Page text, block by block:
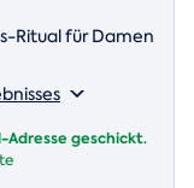
Ritual für Damen
geschickt.